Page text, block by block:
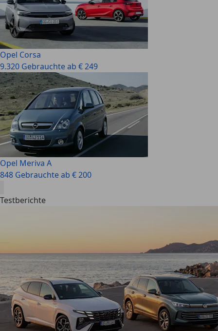
Opel Corsa
9.320 Gebrauchte ab € 249
Opel Meriva A
848 Gebrauchte ab € 200
Testberichte